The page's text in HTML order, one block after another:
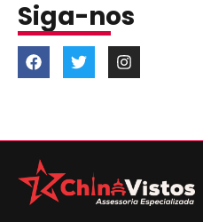
Siga-nos